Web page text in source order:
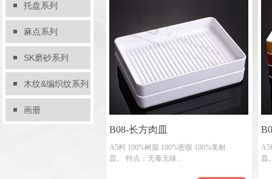
托盘系列
麻点系列
SK磨砂系列
木纹&编织纹系列
画册
B08-长方肉皿
A5料 100%树脂 100%密胺 100%美耐
皿。 特点：无毒无味...
A5
皿